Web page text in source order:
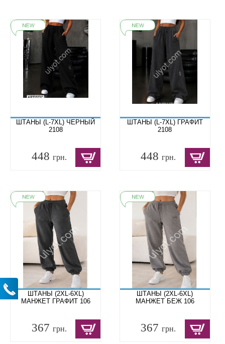
ШТАНЫ (L-7XL) ЧЕРНЫЙ
2108
448 грн.
ШТАНЫ (L-7XL) ГРАФИТ
2108
448грн.
ШТАНЫ (2XL-6XL)
МАНЖЕТ ГРАФИТ 106
367 грн.
ШТАНЫ (2XL-6XL)
МАНЖЕТ БЕЖ 106
367грн.